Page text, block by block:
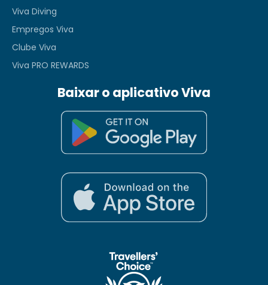
Viva Diving
Empregos Viva
Clube Viva
Viva PRO REWARDS
Baixar o aplicativo Viva